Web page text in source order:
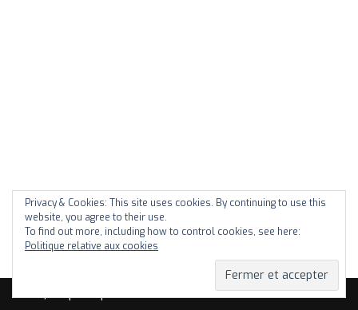
Neve| Propulsé parWordPress
Privacy & Cookies: This site uses cookies. By continuing to use this
website, you agree to their use.
To find out more, including how to control cookies, see here:
Politique relative aux cookies